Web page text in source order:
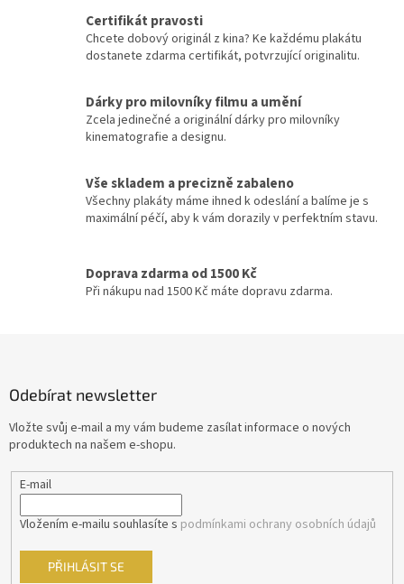
Jiří Macháček 30
Meryl Streep 30
Cate Blanchett 29
Gwyneth Paltrow 29
Kevin Bacon 29
Kevin Costner 29
Pavel Zedníček 29
Richard Gere 29
Robin Williams 29
a
c
í
p
v
k
y
p
i
s
á
n
í
Certifikát pravosti
Chcete dobový originál z kina? Ke každému plakátu
dostanete zdarma certifikát, potvrzující originalitu.
Dárky pro milovníky filmu a umění
Zcela jedinečné a originální dárky pro milovníky
kinematografie a designu.
Vše skladem a precizně zabaleno
Všechny plakáty máme ihned k odeslání a balíme je s
maximální péčí, aby k vám dorazily v perfektním stavu.
Doprava zdarma od 1500 Kč
Při nákupu nad 1500 Kč máte dopravu zdarma.
Odebírat newsletter
Vložte svůj e-mail a my vám budeme zasílat informace o nových
produktech na našem e-shopu.
E-mail
Vložením e-mailu souhlasíte s podmínkami ochrany osobních údajů
PŘIHLÁSIT SE